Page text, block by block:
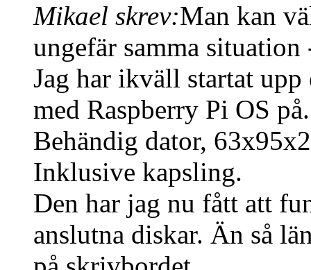
Mikael skrev:Man kan
ungefär samma
Jag har ikväll startat
med Raspberry Pi OS på.
Behändig dator,
Inklusive kapsling.
Den har jag nu fått att
anslutna diskar. Än så